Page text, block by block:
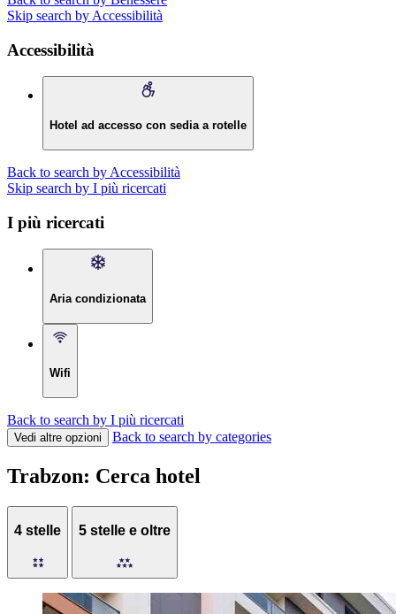
Skip search by Accessibilità
Accessibilità
Hotel ad accesso con sedia a rotelle
Back to search by Accessibilità
Skip search by I più ricercati
I più ricercati
Aria condizionata
Wifi
Back to search by I più ricercati
Vedi altre opzioni Back to search by categories
Trabzon: Cerca hotel
4 stelle 5 stelle e oltre